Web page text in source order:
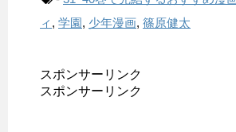
ィ , 学園, 少年漫画, 篠原健太
スポンサーリンク
スポンサーリンク